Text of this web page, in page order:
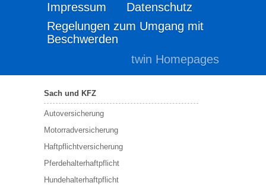
Impressum
Datenschutz
Regelungen zum Umgang mit
Beschwerden
twin Homepages
Sach und KFZ
Autoversicherung
Motorradversicherung
Haftpflichtversicherung
Pferdehalterhaftpflicht
Hundehalterhaftpflicht